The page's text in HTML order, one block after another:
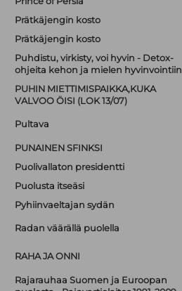
Prätkäjengin kosto
Prätkäjengin kosto
Puhdistu, virkisty, voi hyvin - Detox-
ohjeita kehon ja mielen hyvinvointiin
PUHIN MIETTIMISPAIKKA,KUKA
VALVOO ÖISI (LOK 13/07)
Pultava
PUNAINEN SFINKSI
Puolivallaton presidentti
Puolusta itseäsi
Pyhiinvaeltajan sydän
Radan väärällä puolella
RAHA JA ONNI
Rajarauhaa Suomen ja Euroopan